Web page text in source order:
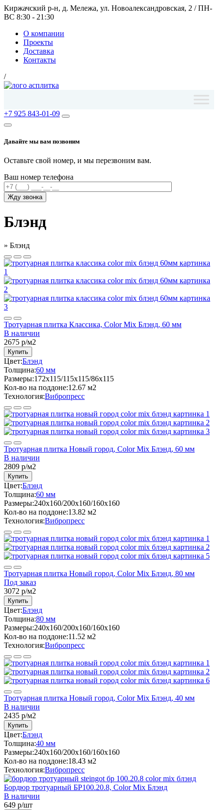
Киржачский р-н, д. Мележа, ул. Новоалександровская, 2 / ПН-
ВС 8:30 - 21:30
О компании
Проекты
Доставка
Контакты
/
+7 925 843-01-09
Давайте мы вам позвоним
Оставьте свой номер, и мы перезвоним вам.
Ваш номер телефона
Блэнд
» Блэнд
Тротуарная плитка Классика, Color Mix Блэнд, 60 мм
В наличии
2675 р/м2
Купить
Цвет:Блэнд
Толщина:60 мм
Размеры:172x115/115x115/86x115
Кол-во на поддоне:12.67 м2
Технология:Вибропресс
Тротуарная плитка Новый город, Color Mix Блэнд, 60 мм
В наличии
2809 р/м2
Купить
Цвет:Блэнд
Толщина:60 мм
Размеры:240x160/200x160/160x160
Кол-во на поддоне:13.82 м2
Технология:Вибропресс
Тротуарная плитка Новый город, Color Mix Блэнд, 80 мм
Под заказ
3072 р/м2
Купить
Цвет:Блэнд
Толщина:80 мм
Размеры:240x160/200x160/160x160
Кол-во на поддоне:11.52 м2
Технология:Вибропресс
Тротуарная плитка Новый город, Color Mix Блэнд, 40 мм
В наличии
2435 р/м2
Купить
Цвет:Блэнд
Толщина:40 мм
Размеры:240x160/200x160/160x160
Кол-во на поддоне:18.43 м2
Технология:Вибропресс
Бордюр тротуарный БР100.20.8, Color Mix Блэнд
В наличии
649 р/шт